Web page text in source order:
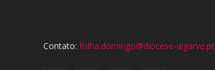
Contato: folha.domingo@diocese-algarve.pt